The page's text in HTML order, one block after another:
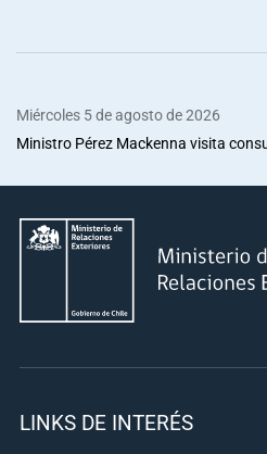
Miércoles 5 de agosto de 2026
Ministro Pérez Mackenna visita
LINKS DE INTERÉS